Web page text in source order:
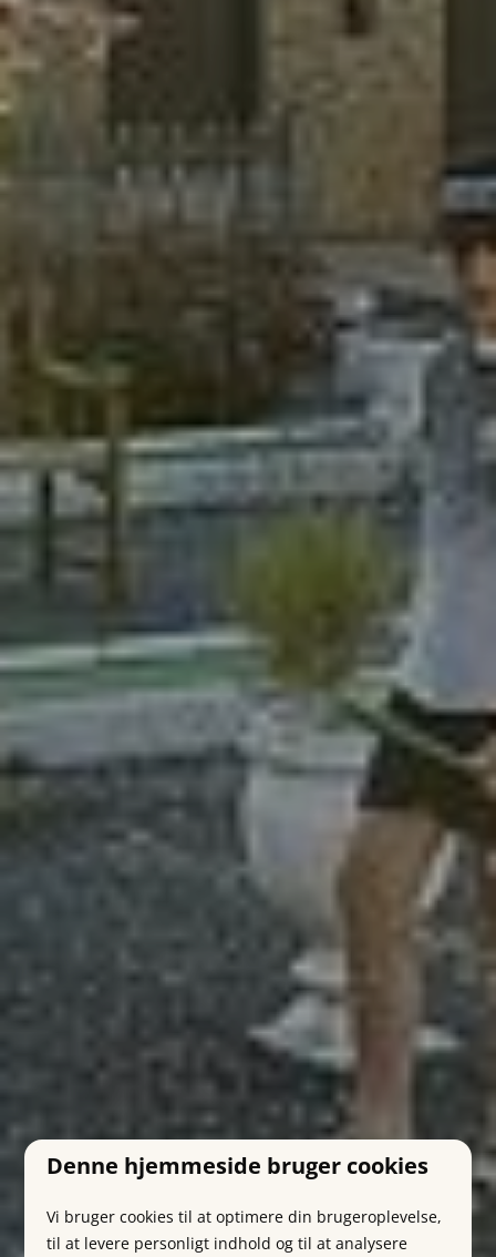
Denne hjemmeside bruger cookies
Vi bruger cookies til at optimere din brugeroplevelse,
til at levere personligt indhold og til at analysere